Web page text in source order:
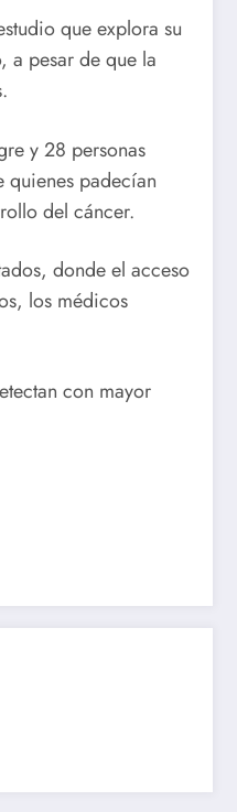
que explora su
a pesar de que la
y 28 personas
quienes padecían
del cáncer.
donde el acceso
los médicos
con mayor